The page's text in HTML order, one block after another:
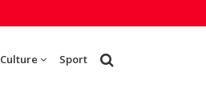
Culture Sport